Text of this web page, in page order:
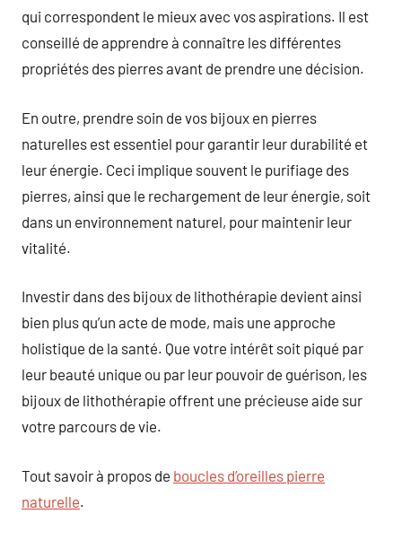
qui correspondent le mieux avec vos aspirations. Il est
conseillé de apprendre à connaître les différentes
propriétés des pierres avant de prendre une décision.
En outre, prendre soin de vos bijoux en pierres
naturelles est essentiel pour garantir leur durabilité et
leur énergie. Ceci implique souvent le purifiage des
pierres, ainsi que le rechargement de leur énergie, soit
dans un environnement naturel, pour maintenir leur
vitalité.
Investir dans des bijoux de lithothérapie devient ainsi
bien plus qu’un acte de mode, mais une approche
holistique de la santé. Que votre intérêt soit piqué par
leur beauté unique ou par leur pouvoir de guérison, les
bijoux de lithothérapie offrent une précieuse aide sur
votre parcours de vie.
Tout savoir à propos de boucles d’oreilles pierre
naturelle.